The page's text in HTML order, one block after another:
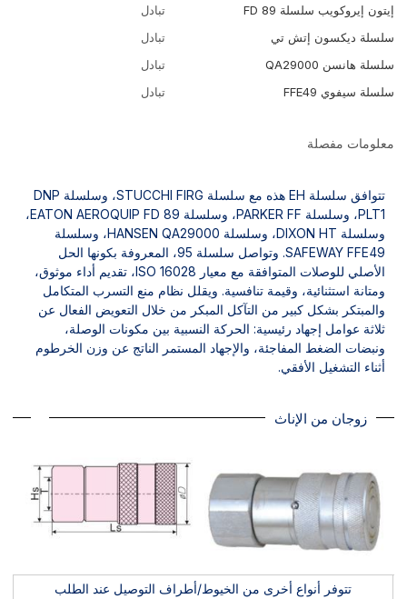
تبادل
إيتون إيروكويب سلسلة FD 89
تبادل
سلسلة ديكسون إتش تي
تبادل
سلسلة هانسن QA29000
تبادل
سلسلة سيفوي FFE49
معلومات مفصلة
تتوافق سلسلة EH هذه مع سلسلة STUCCHI FIRG، وسلسلة DNP
PLT1، وسلسلة PARKER FF، وسلسلة EATON AEROQUIP FD 89،
وسلسلة DIXON HT، وسلسلة HANSEN QA29000، وسلسلة
SAFEWAY FFE49. وتواصل سلسلة 95، المعروفة بكونها الحل
الأصلي للوصلات المتوافقة مع معيار ISO 16028، تقديم أداء موثوق،
ومتانة استثنائية، وقيمة تنافسية. ويقلل نظام منع التسرب المتكامل
والمبتكر بشكل كبير من التآكل المبكر من خلال التعويض الفعال عن
ثلاثة عوامل إجهاد رئيسية: الحركة النسبية بين مكونات الوصلة،
ونبضات الضغط المفاجئة، والإجهاد المستمر الناتج عن وزن الخرطوم
أثناء التشغيل الأفقي.
زوجان من الإناث
تتوفر أنواع أخرى من الخيوط/أطراف التوصيل عند الطلب